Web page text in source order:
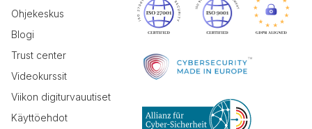
Ohjekeskus
Blogi
Trust center
Videokurssit
Viikon digiturvauutiset
Käyttöehdot